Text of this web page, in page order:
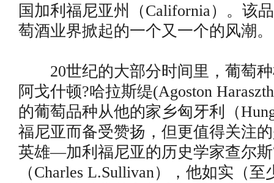
国加利福尼亚州（California）。该
萄酒业界掀起的一个又一个的风潮。
20世纪的大部分时间里，葡萄
阿戈什顿?哈拉斯缇(Agoston
的葡萄品种从他的家乡匈牙利（
福尼亚而备受赞扬，但更值得关注
英雄—加利福尼亚的历史学家查尔
（Charles L.Sullivan），他如实（